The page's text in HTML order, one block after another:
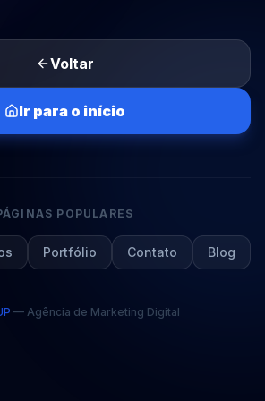
Voltar
Ir para o início
POPULARES
Portfólio Contato Blog
— Agência de Marketing Digital